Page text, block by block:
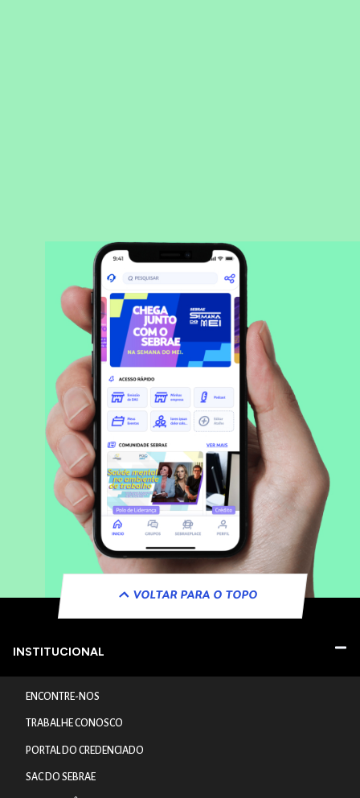
VOLTAR PARA O TOPO
INSTITUCIONAL
ENCONTRE-NOS
TRABALHE CONOSCO
PORTAL DO CREDENCIADO
SAC DO SEBRAE